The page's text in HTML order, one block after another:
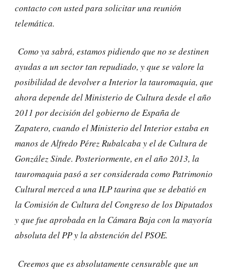
contacto con usted para solicitar una reunión
telemática.
Como ya sabrá, estamos pidiendo que no se destinen
ayudas a un sector tan repudiado, y que se valore la
posibilidad de devolver a Interior la tauromaquia, que
ahora depende del Ministerio de Cultura desde el año
2011 por decisión del gobierno de España de
Zapatero, cuando el Ministerio del Interior estaba en
manos de Alfredo Pérez Rubalcaba y el de Cultura de
González Sinde. Posteriormente, en el año 2013, la
tauromaquia pasó a ser considerada como Patrimonio
Cultural merced a una ILP taurina que se debatió en
la Comisión de Cultura del Congreso de los Diputados
y que fue aprobada en la Cámara Baja con la mayoría
absoluta del PP y la abstención del PSOE.
Creemos que es absolutamente censurable que un